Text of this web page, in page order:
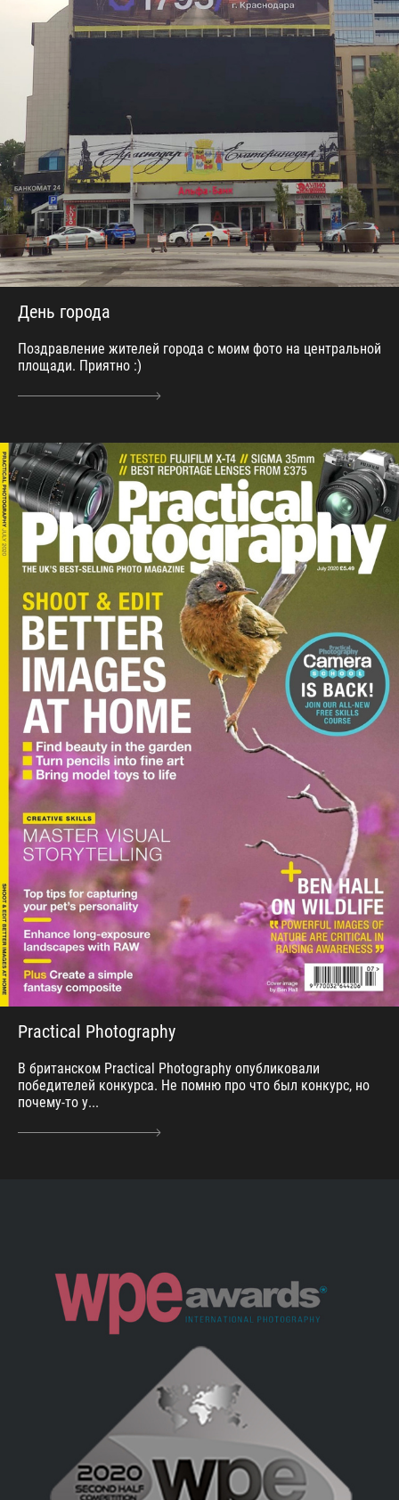
День города
Поздравление жителей города с моим фото на центральной
площади. Приятно :)
Practical Photography
В британском Practical Photography опубликовали
победителей конкурса. Не помню про что был конкурс, но
почему-то у...